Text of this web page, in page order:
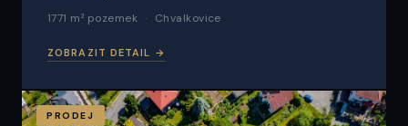
1771 m² pozemek Chvalkovice
ZOBRAZIT DETAIL →
PRODEJ